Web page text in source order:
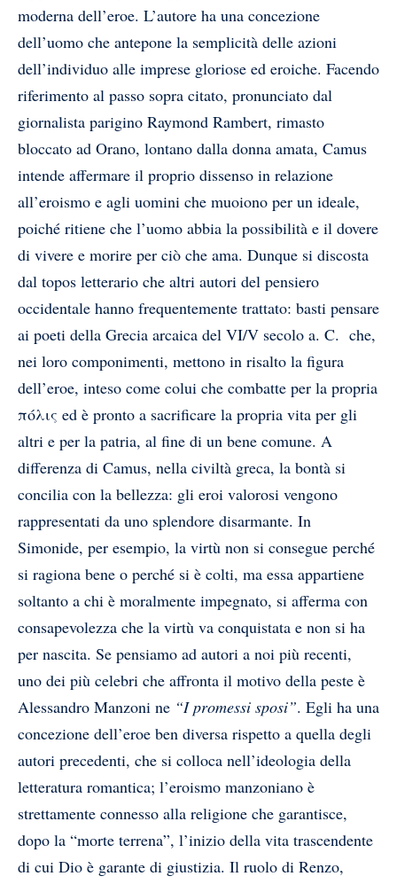
moderna dell’eroe. L’autore ha una concezione
dell’uomo che antepone la semplicità delle azioni
dell’individuo alle imprese gloriose ed eroiche. Facendo
riferimento al passo sopra citato, pronunciato dal
giornalista parigino Raymond Rambert, rimasto
bloccato ad Orano, lontano dalla donna amata, Camus
intende affermare il proprio dissenso in relazione
all’eroismo e agli uomini che muoiono per un ideale,
poiché ritiene che l’uomo abbia la possibilità e il dovere
di vivere e morire per ciò che ama. Dunque si discosta
dal topos letterario che altri autori del pensiero
occidentale hanno frequentemente trattato: basti pensare
ai poeti della Grecia arcaica del VI/V secolo a. C. che,
nei loro componimenti, mettono in risalto la figura
dell’eroe, inteso come colui che combatte per la propria
πόλις ed è pronto a sacrificare la propria vita per gli
altri e per la patria, al fine di un bene comune. A
differenza di Camus, nella civiltà greca, la bontà si
concilia con la bellezza: gli eroi valorosi vengono
rappresentati da uno splendore disarmante. In
Simonide, per esempio, la virtù non si consegue perché
si ragiona bene o perché si è colti, ma essa appartiene
soltanto a chi è moralmente impegnato, si afferma con
consapevolezza che la virtù va conquistata e non si ha
per nascita. Se pensiamo ad autori a noi più recenti,
uno dei più celebri che affronta il motivo della peste è
Alessandro Manzoni ne “I promessi sposi”. Egli ha una
concezione dell’eroe ben diversa rispetto a quella degli
autori precedenti, che si colloca nell’ideologia della
letteratura romantica; l’eroismo manzoniano è
strettamente connesso alla religione che garantisce,
dopo la “morte terrena”, l’inizio della vita trascendente
di cui Dio è garante di giustizia. Il ruolo di Renzo,